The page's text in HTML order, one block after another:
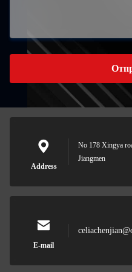
Address
No 178 Xingya
Jiangmen
E-mail